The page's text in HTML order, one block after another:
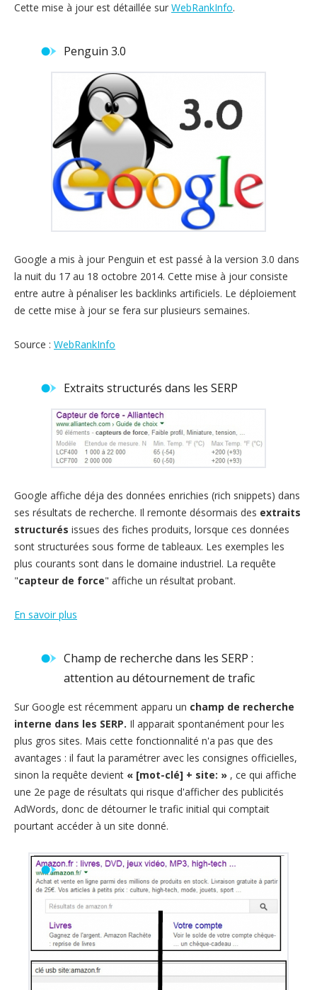
Cette mise à jour est détaillée sur WebRankInfo.
Penguin 3.0
Google a mis à jour Penguin et est passé à la version 3.0 dans
la nuit du 17 au 18 octobre 2014. Cette mise à jour consiste
entre autre à pénaliser les backlinks artificiels. Le déploiement
de cette mise à jour se fera sur plusieurs semaines.
Source : WebRankInfo
Extraits structurés dans les SERP
Google affiche déja des données enrichies (rich snippets) dans
ses résultats de recherche. Il remonte désormais des extraits
structurés issues des fiches produits, lorsque ces données
sont structurées sous forme de tableaux. Les exemples les
plus courants sont dans le domaine industriel. La requête
"capteur de force" affiche un résultat probant.
En savoir plus
Champ de recherche dans les SERP :
attention au détournement de trafic
Sur Google est récemment apparu un champ de recherche
interne dans les SERP. Il apparait spontanément pour les
plus gros sites. Mais cette fonctionnalité n'a pas que des
avantages : il faut la paramétrer avec les consignes officielles,
sinon la requête devient « [mot-clé] + site: » , ce qui affiche
une 2e page de résultats qui risque d'afficher des publicités
AdWords, donc de détourner le trafic initial qui comptait
pourtant accéder à un site donné.